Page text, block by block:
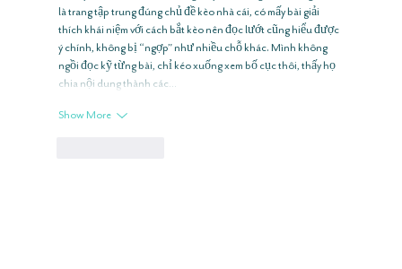
là trang tập trung đúng chủ đề kèo nhà cái, có mấy bài giải
thích khái niệm với cách bắt kèo nên đọc lướt cũng hiểu được
ý chính, không bị “ngợp” như nhiều chỗ khác. Mình không
ngồi đọc kỹ từng bài, chỉ kéo xuống xem bố cục thôi, thấy họ
chia nội dung thành các…
Show More